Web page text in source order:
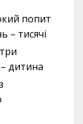
попит
– тисячі
– дитина